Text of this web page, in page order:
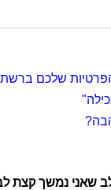
שלכם ברשת
לב שאני נמשך קצת